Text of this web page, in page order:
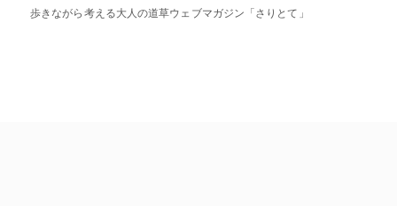
歩きながら考える大人の道草ウェブマガジン「さりとて」